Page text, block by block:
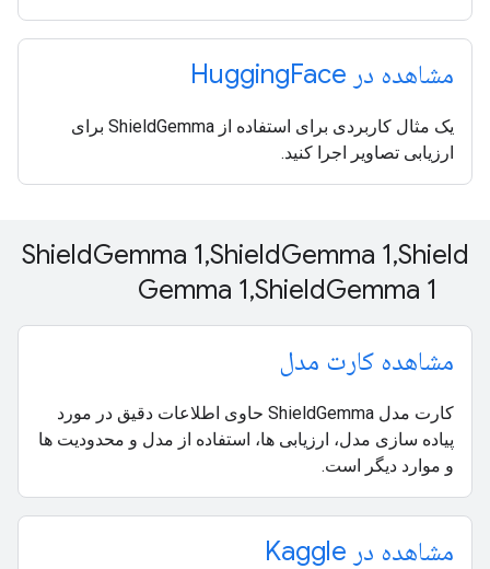
مشاهده در Hugging Face
یک مثال کاربردی برای استفاده از ShieldGemma برای
ارزیابی تصاویر اجرا کنید.
ShieldGemma 1,ShieldGemma 1,Shield
Gemma 1,ShieldGemma 1
مشاهده کارت مدل
کارت مدل ShieldGemma حاوی اطلاعات دقیق در مورد
پیاده سازی مدل، ارزیابی ها، استفاده از مدل و محدودیت ها
و موارد دیگر است.
مشاهده در Kaggle